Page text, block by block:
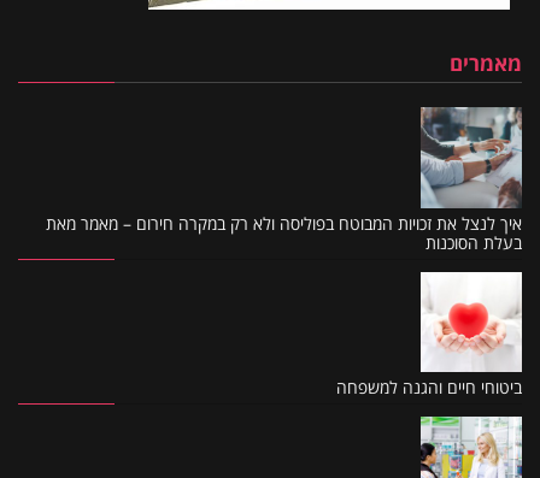
מאמרים
איך לנצל את זכויות המבוטח בפוליסה ולא רק במקרה חירום – מאמר מאת
בעלת הסוכנות
ביטוחי חיים והגנה למשפחה